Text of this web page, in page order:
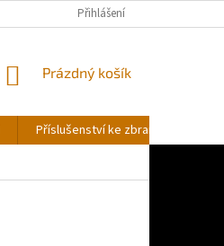
Přihlášení
NÁKUPNÍ
Prázdný košík
Příslušenství ke zbraním